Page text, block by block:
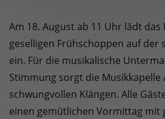
Am 18. August ab 11 Uhr lädt das
geselligen Frühschoppen auf der
ein. Für die musikalische
Stimmung sorgt die Musikkapelle
schwungvollen Klängen. Alle
einen gemütlichen Vormittag